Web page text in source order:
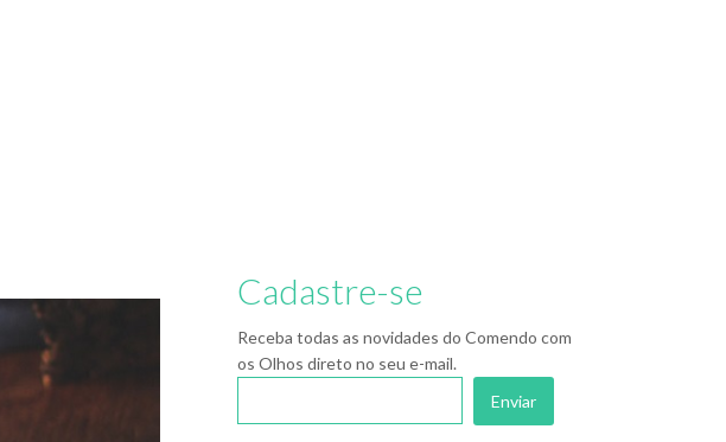
Cadastre-se
Receba todas as novidades do Comendo com
os Olhos direto no seu e-mail.